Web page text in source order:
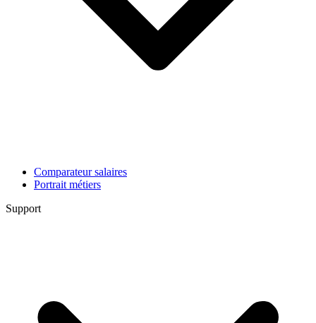
Comparateur salaires
Portrait métiers
Support